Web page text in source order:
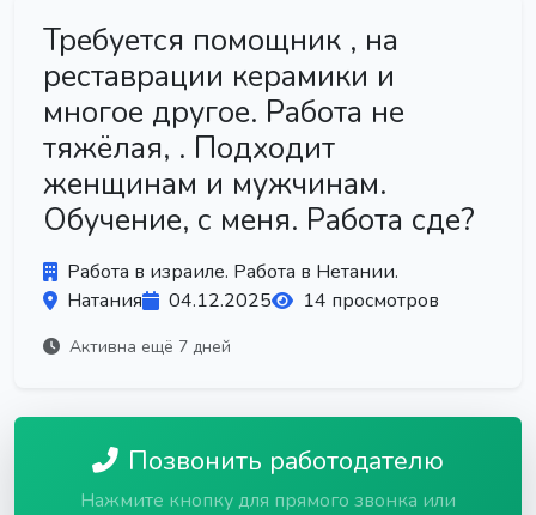
Требуется помощник , на
реставрации керамики и
многое другое. Работа не
тяжёлая, . Подходит
женщинам и мужчинам.
Обучение, с меня. Работа сде?
Работа в израиле. Работа в Нетании.
Натания
04.12.2025 14 просмотров
Активна ещё 7 дней
Позвонить работодателю
Нажмите кнопку для прямого звонка или